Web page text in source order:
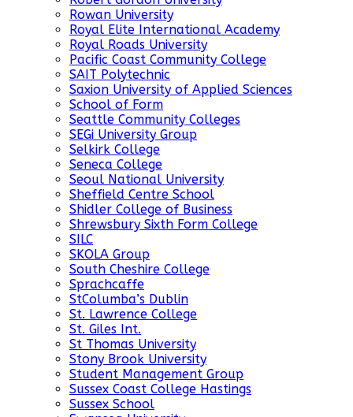
Rowan University
Royal Elite International Academy
Royal Roads University
Pacific Coast Community College
SAIT Polytechnic
Saxion University of Applied Sciences
School of Form
Seattle Community Colleges
SEGi University Group
Selkirk College
Seneca College
Seoul National University
Sheffield Centre School
Shidler College of Business
Shrewsbury Sixth Form College
SILC
SKOLA Group
South Cheshire College
Sprachcaffe
StColumba’s Dublin
St. Lawrence College
St. Giles Int.
St Thomas University
Stony Brook University
Student Management Group
Sussex Coast College Hastings
Sussex School